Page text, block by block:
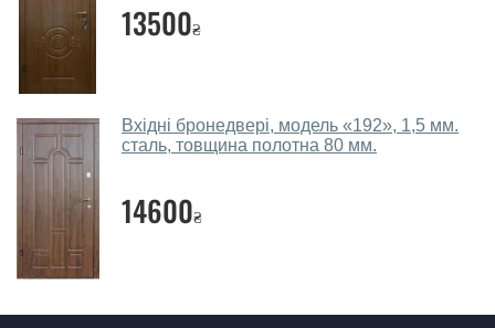
Виклик замірника-консультанта коштує 450 грн.
Ви робите установку вхідних дверей?
згідно з чергою, у всі дні крім неділі.
Скільки коштує установка дверей
Сталь/МДФ?
Вартість встановлення дверей Сталь/МДФ - від 1600
грн.
Як швидко можете встановити двері
13500₴
Вхідні бронедвері, модель «192», 1,5 мм.
сталь, товщина полотна 80 мм.
14600₴